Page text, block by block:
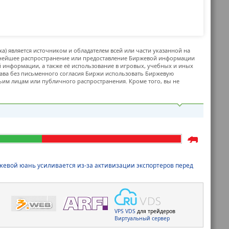
является источником и обладателем всей или части указанной на
распространение или предоставление Биржевой информации
а также её использование в игровых, учебных и иных
без письменного согласия Биржи использовать Биржевую
лицам или публичного распространения. Кроме того, вы не
юань усиливается из-за активизации экспортеров перед
VPS VDS для трейдеров
Виртуальный сервер